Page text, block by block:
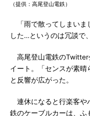
（提供：高尾登山電鉄）
「雨で散ってしまいま
した…というのは冗談で
高尾登山電鉄のTwitter
イート。「センスが素
と反響が広がった。
連休になると行楽客や
鉄のケーブルカーは、ふ